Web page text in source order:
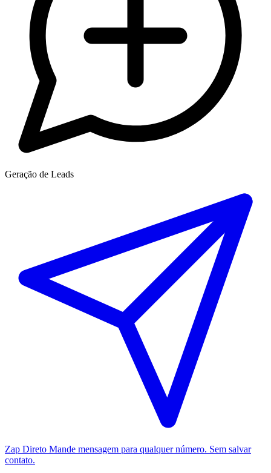
Geração de Leads
Zap Direto Mande mensagem para qualquer número. Sem salvar
contato.